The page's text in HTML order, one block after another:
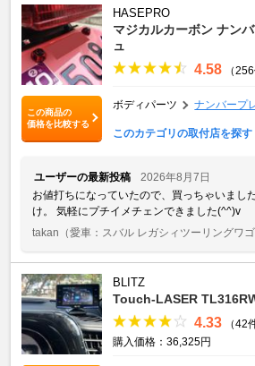
この商品の
価格を比較する
HASEPRO
マジカルカーボン ナン
ュ
4.58 （256
ボディパーツ ナンバープ
このカテゴリの取付店を探す
ユーザーの最新投稿
2026年8月7日
お値打ちになっていたので、買っちゃいまし
け。 気軽にプチイメチェンできました(^^)v
takan （愛車：スバル レガシィツーリングワゴ
BLITZ
Touch-LASER
4.33
（42
購入価格：36,325円